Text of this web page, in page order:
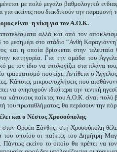
με πολύ μεγάλο βαθμολογικό
εκείνες που διεκδικούν την παραμονή
είναι η νίκη για τον Α.Ο.Κ.
αλλά και από τον
μεσημέρι στο στάδιο “Ανθή
και η οποία βρίσκεται στην τελευταία
κατηγορία. Για την ομάδα του
με τον ίδιο να υπολογίζει στα πλάνα
που είχε. Αντίθετα ο
Κάποιες μικροενοχλήσεις που
να ανησυχούν ιδιαίτερα την τενική
κάποιους παίκτες του Α.Ο.Κ. είναι
του πρωταθλήματος, θα περάσουν την
και ο Νέστος Χρυσούπολης
Ορφέα Ξάνθης, στη Χρυσούπολη
του οποίου οι παίκτες του Δημήτρη
εκείνο το οποίο θα πρέπει να